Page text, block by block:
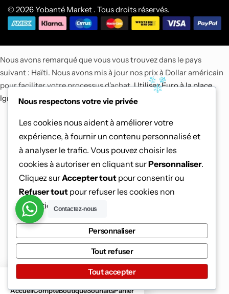
© 2026 Yobanté Market . Tous droits réservés.
AccueilCompteBoutique
0
Souhaits
0
Panier
Nous respectons votre vie privée
Les cookies nous aident à améliorer votre
expérience, à fournir un contenu personnalisé et
à analyser le trafic. Vous pouvez choisir les
cookies à autoriser en cliquant surPersonnaliser.
Cliquez sur Accepter tout pour consentir ou
Refuser tout pour refuser les cookies non
essentiels.
Personnaliser
Tout refuser
Tout accepter
Contactez-nous
Nous avons remarqué que vous vous trouvez dans le pays
suivant : Haïti. Nous avons mis à jour nos prix à Dollar américain
pour faciliter votre processus d'achat.Utilisez Euro à la place.
Ignorer
Ajouter au panier